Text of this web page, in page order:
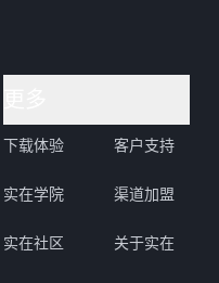
下载体验
实在学院
实在社区
客户支持
渠道加盟
关于实在